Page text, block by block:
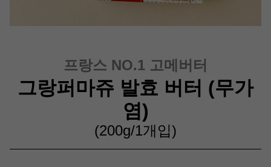
프랑스 NO.1 고메버터
그랑퍼마쥬 발효 버터 (무가
염)
(200g/1개입)